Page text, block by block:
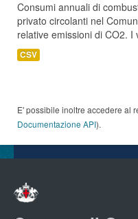
Consumi annuali di
privato circolanti nel
relative emissioni di CO2. I
CSV
E' possibile inoltre accedere al
Documentazione API).